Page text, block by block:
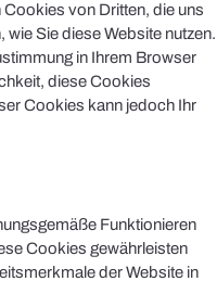
von Dritten, die uns
wie Sie diese Website nutzen.
in Ihrem Browser
diese Cookies
Cookies kann jedoch Ihr
Funktionieren
Cookies gewährleisten
der Website in